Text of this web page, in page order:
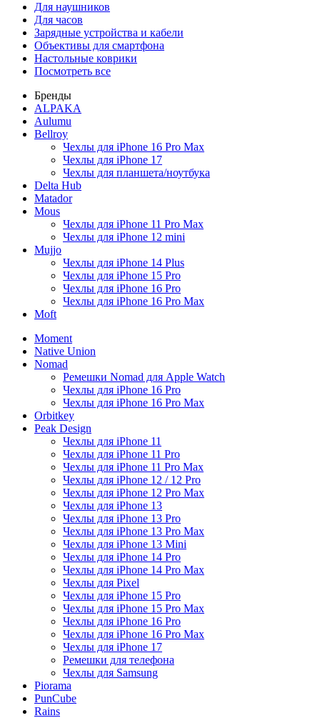
Для наушников
Для часов
Зарядные устройства и кабели
Объективы для смартфона
Настольные коврики
Посмотреть все
Бренды
ALPAKA
Aulumu
Bellroy
Чехлы для iPhone 16 Pro Max
Чехлы для iPhone 17
Чехлы для планшета/ноутбука
Delta Hub
Matador
Mous
Чехлы для iPhone 11 Pro Max
Чехлы для iPhone 12 mini
Mujjo
Чехлы для iPhone 14 Plus
Чехлы для iPhone 15 Pro
Чехлы для iPhone 16 Pro
Чехлы для iPhone 16 Pro Max
Moft
Moment
Native Union
Nomad
Ремешки Nomad для Apple Watch
Чехлы для iPhone 16 Pro
Чехлы для iPhone 16 Pro Max
Orbitkey
Peak Design
Чехлы для iPhone 11
Чехлы для iPhone 11 Pro
Чехлы для iPhone 11 Pro Max
Чехлы для iPhone 12 / 12 Pro
Чехлы для iPhone 12 Pro Max
Чехлы для iPhone 13
Чехлы для iPhone 13 Pro
Чехлы для iPhone 13 Pro Max
Чехлы для iPhone 13 Mini
Чехлы для iPhone 14 Pro
Чехлы для iPhone 14 Pro Max
Чехлы для Pixel
Чехлы для iPhone 15 Pro
Чехлы для iPhone 15 Pro Max
Чехлы для iPhone 16 Pro
Чехлы для iPhone 16 Pro Max
Чехлы для iPhone 17
Ремешки для телефона
Чехлы для Samsung
Piorama
PunCube
Rains